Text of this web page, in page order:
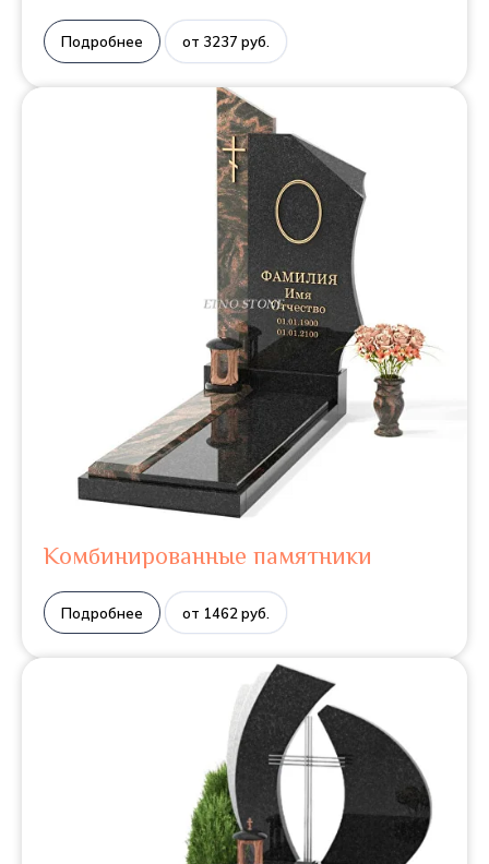
Подробнее от 3237 руб.
Комбинированные памятники
Подробнее от 1462 руб.